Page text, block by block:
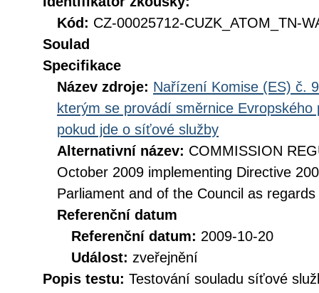
Kód: CZ-00025712-CUZK_ATOM_TN-
Soulad
Specifikace
Název zdroje: Nařízení Komise (ES) č.
kterým se provádí směrnice
pokud jde o síťové služby
Alternativní název: COMMISSION
October 2009 implementing Directive
Parliament and of the Council as
Referenční datum
Referenční datum: 2009-10-20
Událost: zveřejnění
Popis testu: Testování souladu síťové